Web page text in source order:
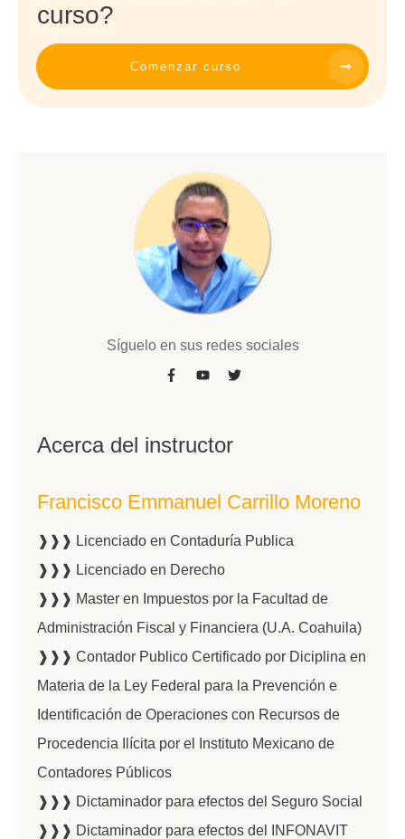
curso?
Comenzar curso
Síguelo en sus redes sociales
Acerca del instructor
Francisco Emmanuel Carrillo Moreno
❱❱❱ Licenciado en Contaduría Publica
❱❱❱ Licenciado en Derecho
❱❱❱ Master en Impuestos por la Facultad de
Administración Fiscal y Financiera (U.A. Coahuila)
❱❱❱ Contador Publico Certificado por Diciplina en
Materia de la Ley Federal para la Prevención e
Identificación de Operaciones con Recursos de
Procedencia Ilícita por el Instituto Mexicano de
Contadores Públicos
❱❱❱ Dictaminador para efectos del Seguro Social
❱❱❱ Dictaminador para efectos del INFONAVIT